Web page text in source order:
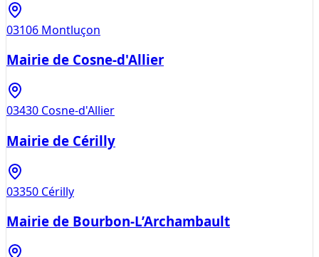
03106 Montluçon
Mairie de Cosne-d'Allier
03430 Cosne-d'Allier
Mairie de Cérilly
03350 Cérilly
Mairie de Bourbon-L’Archambault